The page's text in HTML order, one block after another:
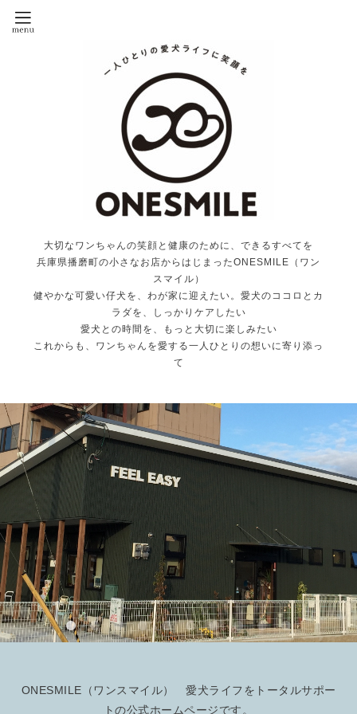
大切なワンちゃんの笑顔と健康のために、できるすべてを
兵庫県播磨町の小さなお店からはじまったONESMILE（ワン
スマイル）
健やかな可愛い仔犬を、わが家に迎えたい。愛犬のココロとカ
ラダを、しっかりケアしたい
愛犬との時間を、もっと大切に楽しみたい
これからも、ワンちゃんを愛する一人ひとりの想いに寄り添っ
て
ONESMILE（ワンスマイル） 愛犬ライフをトータルサポー
トの公式ホームページです。